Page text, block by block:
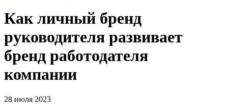
Как личный бренд
руководителя развивает
бренд работодателя
компании
28 июля 2023